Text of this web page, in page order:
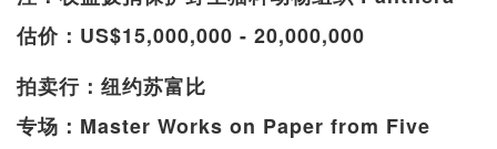
估价：US$15,000,000 - 20,000,000
拍卖行：纽约苏富比
专场：Master Works on Paper from Five